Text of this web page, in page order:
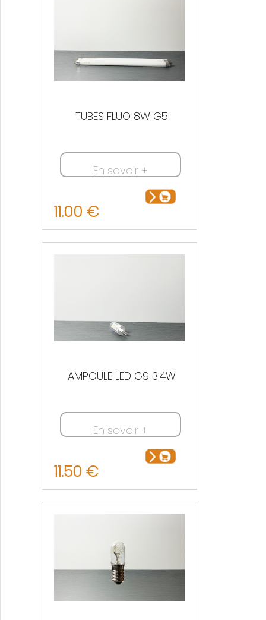
TUBES FLUO 8W G5
En savoir +
11.00 €
AMPOULE LED G9 3.4W
En savoir +
11.50 €